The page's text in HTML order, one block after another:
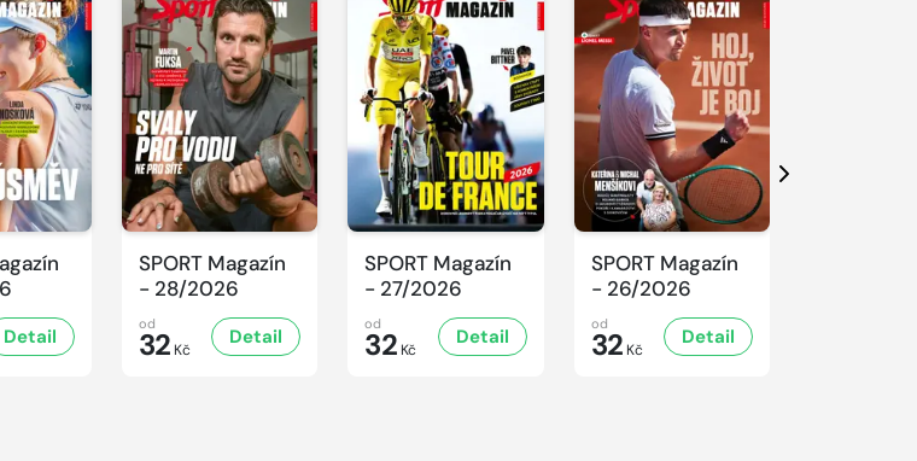
Detail
SPORT Magazín
- 28/2026
od
32 Kč
Detail
SPORT Magazín
- 27/2026
od
32 Kč
Detail
SPORT Magazín
- 26/2026
od
32 Kč
Detail
Další